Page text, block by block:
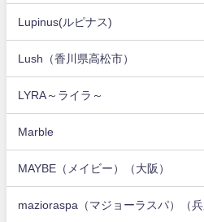
Lupinus(ルピナス)
Lush（香川県高松市）
LYRA～ライラ～
Marble
MAYBE（メイビー）（大阪）
mazioraspa（マジョーラスパ）（兵